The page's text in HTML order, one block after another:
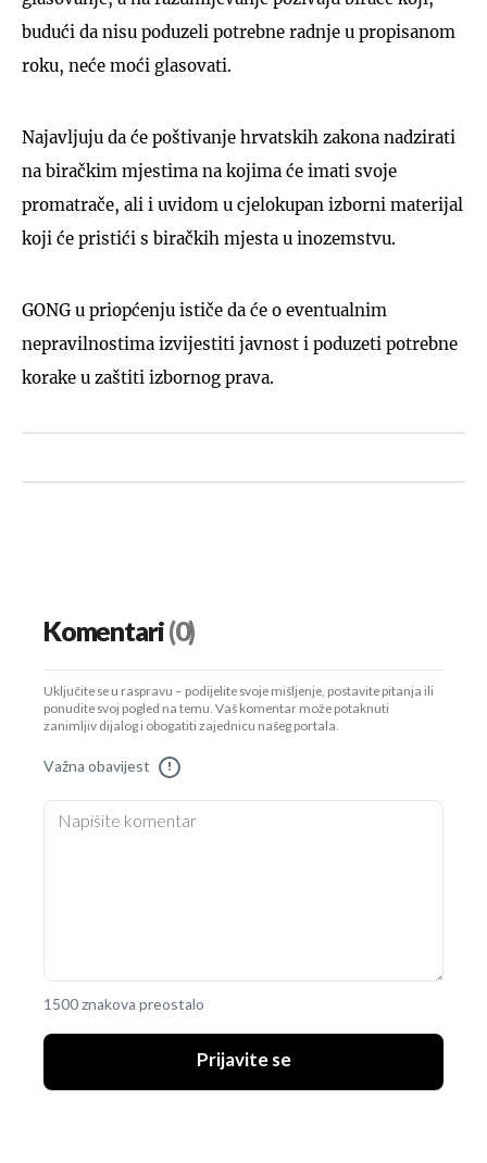
budući da nisu poduzeli potrebne radnje u propisanom
roku, neće moći glasovati.
Najavljuju da će poštivanje hrvatskih zakona nadzirati
na biračkim mjestima na kojima će imati svoje
promatrače, ali i uvidom u cjelokupan izborni materijal
koji će pristići s biračkih mjesta u inozemstvu.
GONG u priopćenju ističe da će o eventualnim
nepravilnostima izvijestiti javnost i poduzeti potrebne
korake u zaštiti izbornog prava.
Komentari(0)
Uključite se u raspravu – podijelite svoje mišljenje, postavite pitanja ili
ponudite svoj pogled na temu. Vaš komentar može potaknuti
zanimljiv dijalog i obogatiti zajednicu našeg portala.
Važna obavijest !
1500 znakova preostalo
Prijavite se